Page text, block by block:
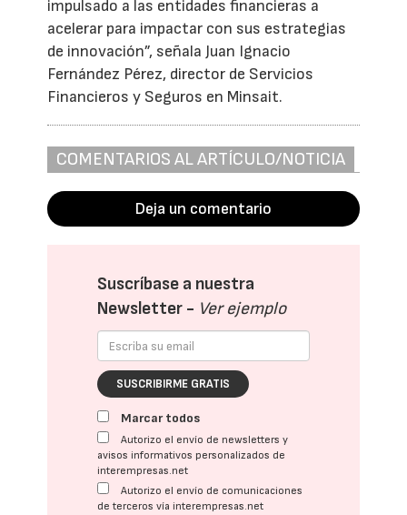
impulsado a las entidades financieras a
acelerar para impactar con sus estrategias
de innovación”, señala Juan Ignacio
Fernández Pérez, director de Servicios
Financieros y Seguros en Minsait.
COMENTARIOS AL ARTÍCULO/NOTICIA
Deja un comentario
Suscríbase a nuestra
Newsletter - Ver ejemplo
SUSCRIBIRME GRATIS
Marcar todos
Autorizo el envío de newsletters y
avisos informativos personalizados de
interempresas.net
Autorizo el envío de comunicaciones
de terceros vía interempresas.net